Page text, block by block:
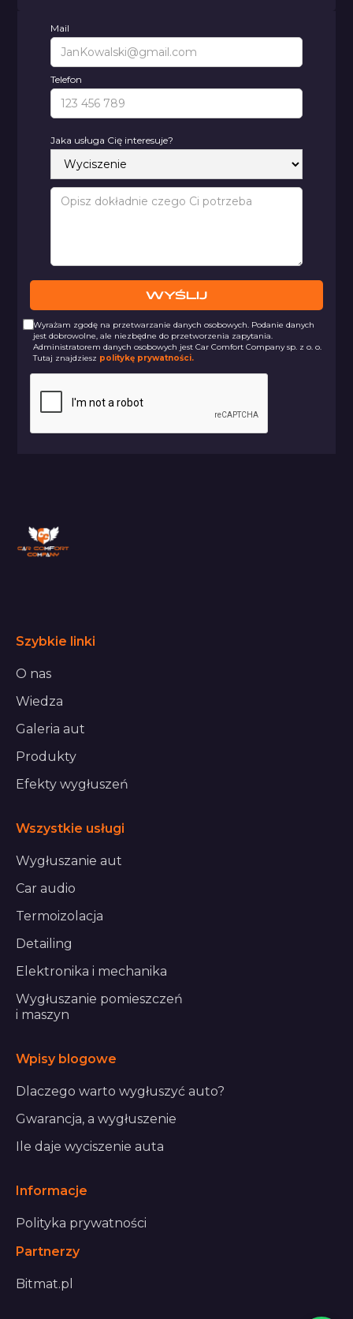
Mail
Telefon
Jaka usługa Cię interesuje?
Wyrażam zgodę na przetwarzanie danych osobowych. Podanie danych
jest dobrowolne, ale niezbędne do przetworzenia zapytania.
Administratorem danych osobowych jest Car Comfort Company sp. z o. o.
Tutaj znajdziesz politykę prywatności.
Szybkie linki
O nas
Wiedza
Galeria aut
Produkty
Efekty wygłuszeń
Wszystkie usługi
Wygłuszanie aut
Car audio
Termoizolacja
Detailing
Elektronika i mechanika
Wygłuszanie pomieszczeń
i maszyn
Wpisy blogowe
Dlaczego warto wygłuszyć auto?
Gwarancja, a wygłuszenie
Ile daje wyciszenie auta
Informacje
Polityka prywatności
Partnerzy
Bitmat.pl